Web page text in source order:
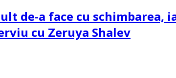
de-a face cu
cu Zeruya Shalev